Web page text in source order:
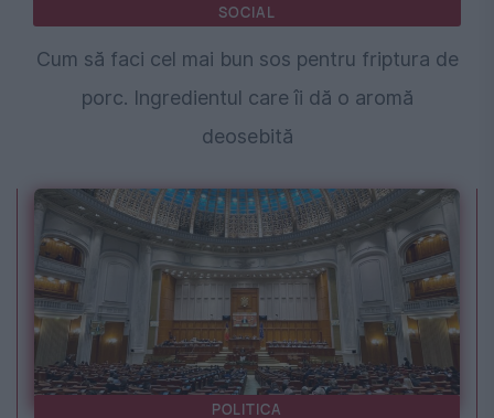
SOCIAL
Cum să faci cel mai bun sos pentru friptura de
porc. Ingredientul care îi dă o aromă
deosebită
POLITICA